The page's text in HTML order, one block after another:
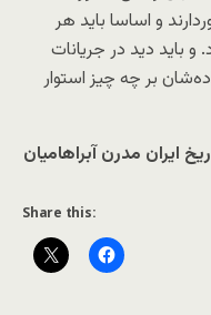
و اساسا باید هر
و باید دید در جریانات
بر چه چیز استوار
ایران مدرن آبراهامیان
Share this: